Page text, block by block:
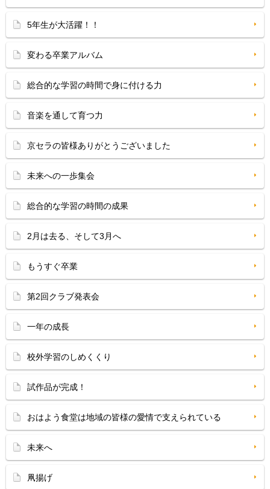
5年生が大活躍！！
変わる卒業アルバム
総合的な学習の時間で身に付ける力
音楽を通して育つ力
京セラの皆様ありがとうございました
未来への一歩集会
総合的な学習の時間の成果
2月は去る、そして3月へ
もうすぐ卒業
第2回クラブ発表会
一年の成長
校外学習のしめくくり
試作品が完成！
おはよう食堂は地域の皆様の愛情で支えられている
未来へ
凧揚げ